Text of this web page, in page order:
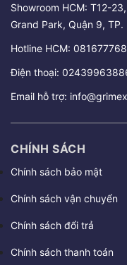
Showroom HCM: T12-
Grand Park, Quận 9, TP.
Hotline HCM:
Điện thoại:
Email hỗ trợ:
CHÍNH SÁCH
Chính sách bảo mật
Chính sách vận chuyển
Chính sách đổi trả
Chính sách thanh toán